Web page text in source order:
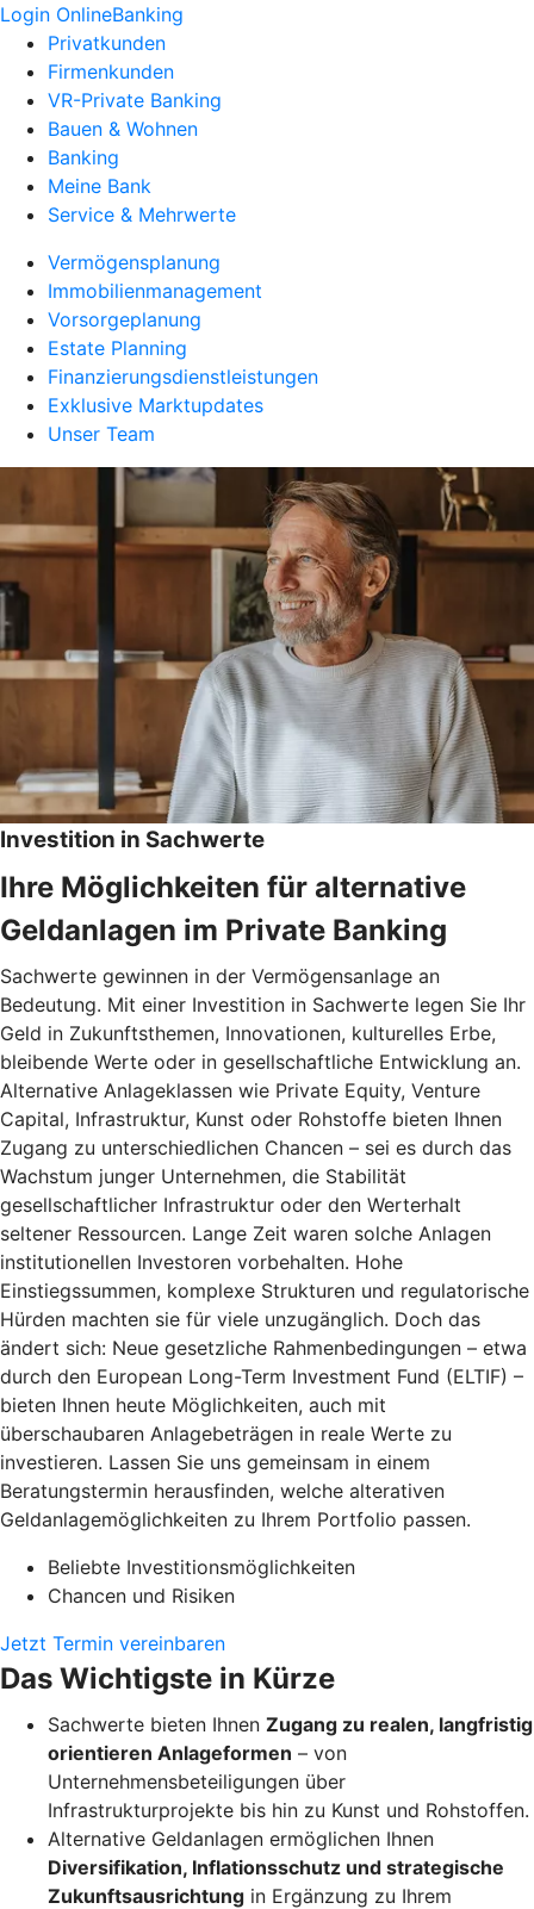
Login OnlineBanking
Privatkunden
Firmenkunden
VR-Private Banking
Bauen & Wohnen
Banking
Meine Bank
Service & Mehrwerte
Vermögensplanung
Immobilienmanagement
Vorsorgeplanung
Estate Planning
Finanzierungsdienstleistungen
Exklusive Marktupdates
Unser Team
Investition in Sachwerte
Ihre Möglichkeiten für alternative
Geldanlagen im Private Banking
Sachwerte gewinnen in der Vermögensanlage an
Bedeutung. Mit einer Investition in Sachwerte legen Sie Ihr
Geld in Zukunftsthemen, Innovationen, kulturelles Erbe,
bleibende Werte oder in gesellschaftliche Entwicklung an.
Alternative Anlageklassen wie Private Equity, Venture
Capital, Infrastruktur, Kunst oder Rohstoffe bieten Ihnen
Zugang zu unterschiedlichen Chancen – sei es durch das
Wachstum junger Unternehmen, die Stabilität
gesellschaftlicher Infrastruktur oder den Werterhalt
seltener Ressourcen. Lange Zeit waren solche Anlagen
institutionellen Investoren vorbehalten. Hohe
Einstiegssummen, komplexe Strukturen und regulatorische
Hürden machten sie für viele unzugänglich. Doch das
ändert sich: Neue gesetzliche Rahmenbedingungen – etwa
durch den European Long-Term Investment Fund (ELTIF) –
bieten Ihnen heute Möglichkeiten, auch mit
überschaubaren Anlagebeträgen in reale Werte zu
investieren. Lassen Sie uns gemeinsam in einem
Beratungstermin herausfinden, welche alterativen
Geldanlagemöglichkeiten zu Ihrem Portfolio passen.
Beliebte Investitionsmöglichkeiten
Chancen und Risiken
Jetzt Termin vereinbaren
Das Wichtigste in Kürze
Sachwerte bieten Ihnen Zugang zu realen, langfristig
orientieren Anlageformen – von
Unternehmensbeteiligungen über
Infrastrukturprojekte bis hin zu Kunst und Rohstoffen.
Alternative Geldanlagen ermöglichen Ihnen
Diversifikation, Inflationsschutz und strategische
Zukunftsausrichtung in Ergänzung zu Ihrem